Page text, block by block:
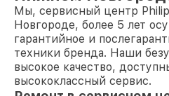
Мы, сервисный центр
Новгороде, более 5 лет
гарантийное и
техники бренда. Наши
высокое качество,
высококлассный сервис.